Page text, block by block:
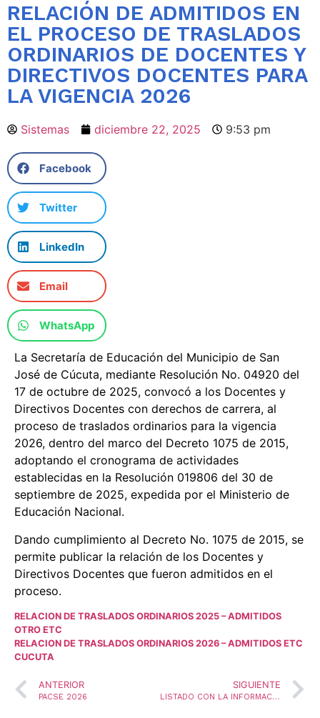
RELACIÓN DE ADMITIDOS EN
EL PROCESO DE TRASLADOS
ORDINARIOS DE DOCENTES Y
DIRECTIVOS DOCENTES PARA
LA VIGENCIA 2026
Sistemas diciembre 22, 2025 9:53 pm
Facebook
Twitter
LinkedIn
Email
WhatsApp
La Secretaría de Educación del Municipio de San
José de Cúcuta, mediante Resolución No. 04920 del
17 de octubre de 2025, convocó a los Docentes y
Directivos Docentes con derechos de carrera, al
proceso de traslados ordinarios para la vigencia
2026, dentro del marco del Decreto 1075 de 2015,
adoptando el cronograma de actividades
establecidas en la Resolución 019806 del 30 de
septiembre de 2025, expedida por el Ministerio de
Educación Nacional.
Dando cumplimiento al Decreto No. 1075 de 2015, se
permite publicar la relación de los Docentes y
Directivos Docentes que fueron admitidos en el
proceso.
RELACION DE TRASLADOS ORDINARIOS 2025 – ADMITIDOS
OTRO ETC
RELACION DE TRASLADOS ORDINARIOS 2026 – ADMITIDOS ETC
CUCUTA
ANTERIOR
PACSE 2026
SIGUIENTE
LISTADO CON LA INFORMACIÓN DE INSTRUMENTOS DE EXPERIENCIA, MOVIMIENTOS EN EL ESCALAFÓN Y ZONA DE DESEMPEÑO DE LOS EDUCADORES QUE CONTINUAN EN EL PROCESO DE CONVOCATORIA DE ASCENSO Y REUBICACIÓN SALARIAL PARA DOCENTES REGIDOS POR EL DECRETO 1278 DEL 2002